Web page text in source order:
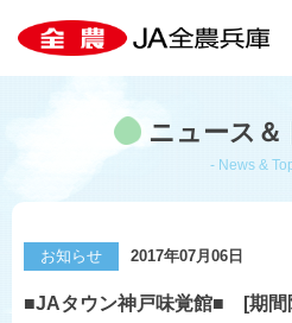
JA全農兵庫とは？
事業内容
組織概要
部署・事業所
兵庫の農を知る
兵庫の特産品MAP
米と麦
お取り寄せ
暮らし・サー
ニュース＆
- News &
お知らせ 2017年07月06日
■JAタウン神戸味覚館■ [期間